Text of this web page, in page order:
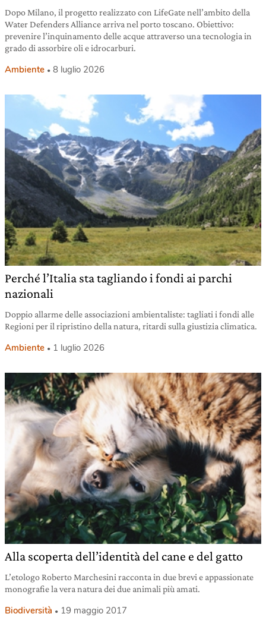
Dopo Milano, il progetto realizzato con LifeGate nell’ambito della
Water Defenders Alliance arriva nel porto toscano. Obiettivo:
prevenire l’inquinamento delle acque attraverso una tecnologia in
grado di assorbire oli e idrocarburi.
Ambiente 8 luglio 2026
Perché l’Italia sta tagliando i fondi ai parchi
nazionali
Doppio allarme delle associazioni ambientaliste: tagliati i fondi alle
Regioni per il ripristino della natura, ritardi sulla giustizia climatica.
Ambiente 1 luglio 2026
Alla scoperta dell’identità del cane e del gatto
L’etologo Roberto Marchesini racconta in due brevi e appassionate
monografie la vera natura dei due animali più amati.
Biodiversità 19 maggio 2017